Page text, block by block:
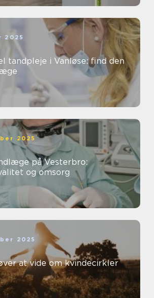
2025
tandpleje i Vanløse: find den
2025
på Vesterbro:
og omsorg
2025
at vide om kvindecirkler